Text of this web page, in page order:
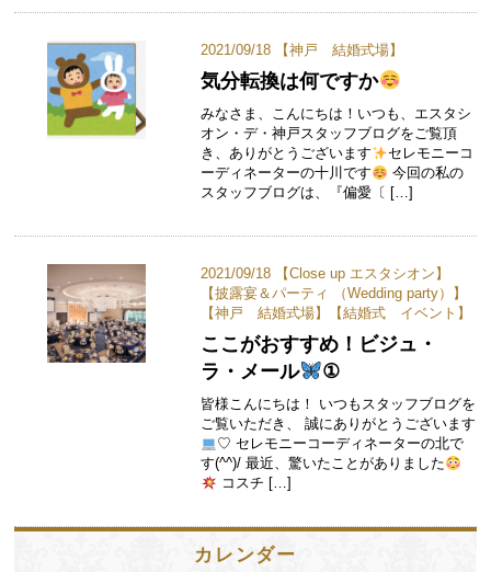
2021/09/18 【神戸 結婚式場】
気分転換は何ですか
みなさま、こんにちは！いつも、エスタシ
オン・デ・神戸スタッフブログをご覧頂
き、ありがとうございます
セレモニーコ
ーディネーターの十川です
今回の私の
スタッフブログは、『偏愛〔 […]
2021/09/18 【Close up エスタシオン 】
【披露宴＆パーティ （Wedding party）
】
【神戸 結婚式場】【結婚式 イベント 】
ここがおすすめ！ビジュ・
ラ・メール
①
皆様こんにちは！ いつもスタッフブログを
ご覧いただき、 誠にありがとうございます
♡ セレモニーコーディネーターの北で
す(^^)/ 最近、驚いたことがありました
コスチ […]
カレンダー